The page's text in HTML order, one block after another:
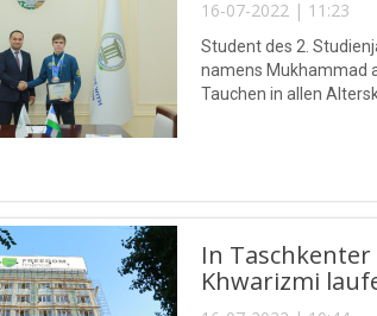
16-07-2022 | 11:23
Student des 2.
namens Mukhammad
Tauchen in allen
In
Khwarizmi